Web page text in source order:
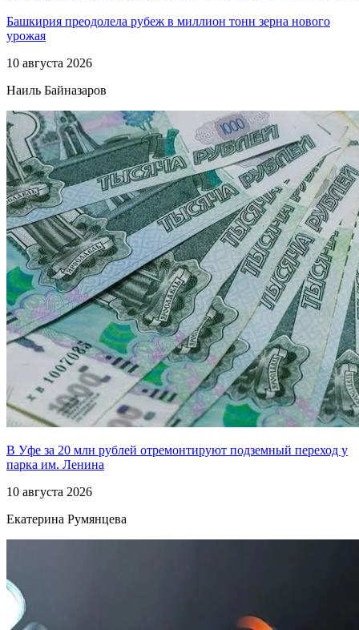
Башкирия преодолела рубеж в миллион тонн зерна нового
урожая
10 августа 2026
Наиль Байназаров
В Уфе за 20 млн рублей отремонтируют подземный переход у
парка им. Ленина
10 августа 2026
Екатерина Румянцева